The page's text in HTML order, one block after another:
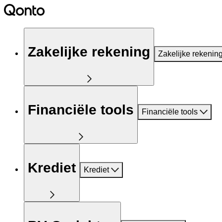
Zakelijke rekening Zakelijke
Financiële tools Financiële tools
Krediet Krediet